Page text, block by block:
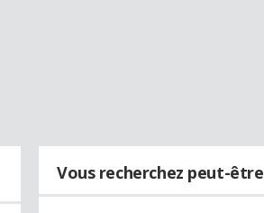
Vous recherchez peut-être